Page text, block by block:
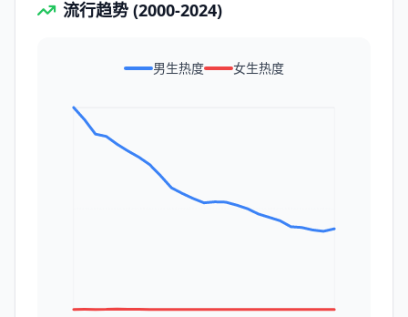
流行趋势 (2000-2024)
男生热度 女生热度